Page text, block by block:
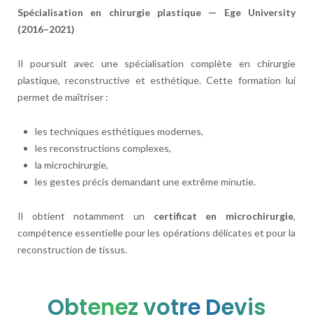
Spécialisation en chirurgie plastique — Ege University
(2016–2021)
Il poursuit avec une spécialisation complète en chirurgie
plastique, reconstructive et esthétique. Cette formation lui
permet de maîtriser :
les techniques esthétiques modernes,
les reconstructions complexes,
la microchirurgie,
les gestes précis demandant une extrême minutie.
Il obtient notamment un certificat en microchirurgie,
compétence essentielle pour les opérations délicates et pour la
reconstruction de tissus.
Obtenez votre Devis